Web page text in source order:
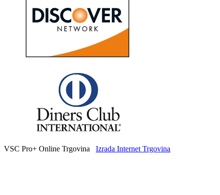
VSC Pro+ Online Trgovina Izrada Internet Trgovina